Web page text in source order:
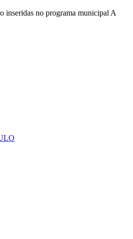
inseridas no programa municipal A